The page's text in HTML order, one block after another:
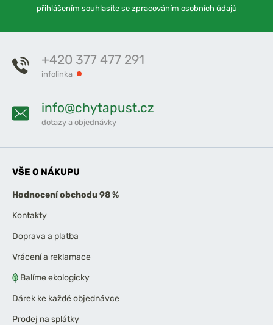
přihlášením souhlasíte se zpracováním osobních údajů
+420 377 477 291
infolinka
info@chytapust.cz
dotazy a objednávky
VŠE O NÁKUPU
Hodnocení obchodu 98 %
Kontakty
Doprava a platba
Vrácení a reklamace
Balíme ekologicky
Dárek ke každé objednávce
Prodej na splátky